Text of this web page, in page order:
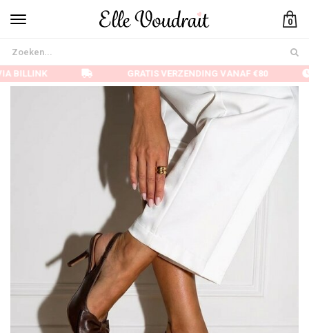
0
BILLINK GRATIS VERZENDING VANAF €80